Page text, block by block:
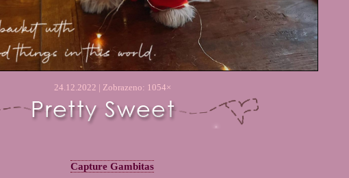
24.12.2022 | Zobrazeno: 1054×
Capture Gambitas